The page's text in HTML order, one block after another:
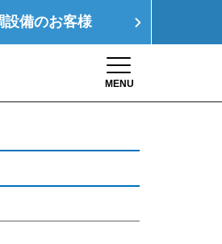
設備のお客様
MENU